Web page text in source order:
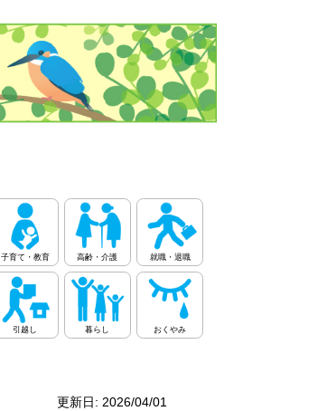
更新日: 2026/04/01
子育て・教育 高齢・介護 就職・退職
引越し 暮らし おくやみ